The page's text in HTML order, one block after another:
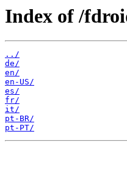
Index of /
../
de/
en/
en-US/
es/
fr/
it/
pt-BR/
pt-PT/